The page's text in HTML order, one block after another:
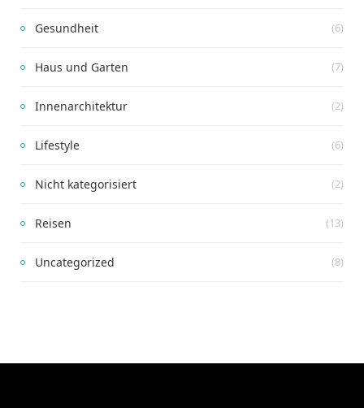
Gesundheit (6)
Haus und Garten (7)
Innenarchitektur (2)
Lifestyle (6)
Nicht kategorisiert (2)
Reisen (13)
Uncategorized (8)